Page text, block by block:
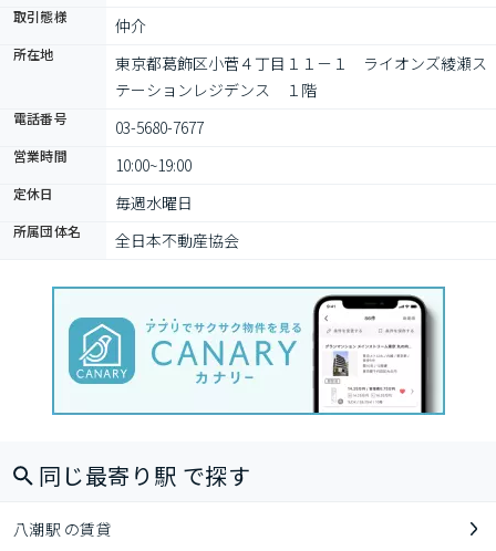
取引態様 仲介
所在地
東京都葛飾区小菅４丁目１１－１　ライオンズ綾瀬ス
テーションレジデンス　１階
電話番号 03-5680-7677
営業時間 10:00~19:00
定休日 毎週水曜日
所属団体名 全日本不動産協会
同じ最寄り駅 で探す
八潮駅 の賃貸